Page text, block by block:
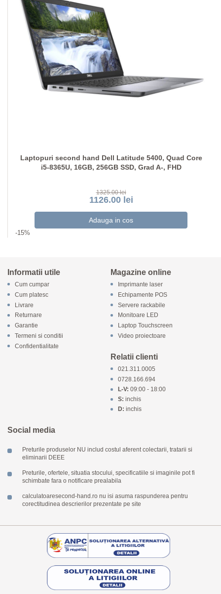
Laptopuri second hand Dell Latitude 5400, Quad Core
i5-8365U, 16GB, 256GB SSD, Grad A-, FHD
1325.00 lei
1126.00 lei
-15%
Informatii utile
Cum cumpar
Cum platesc
Livrare
Returnare
Garantie
Termeni si conditii
Confidentialitate
Magazine online
Imprimante laser
Echipamente POS
Servere rackabile
Monitoare LED
Laptop Touchscreen
Video proiectoare
Relatii clienti
021.311.0005
0728.166.694
L-V: 09:00 - 18:00
S: inchis
D: inchis
Social media
Preturile produselor NU includ costul aferent colectarii, tratarii si
eliminarii DEEE
Preturile, ofertele, situatia stocului, specificatiile si imaginile pot fi
schimbate fara o notificare prealabila
calculatoaresecond-hand.ro nu isi asuma raspunderea pentru
corectitudinea descrierilor prezentate pe site